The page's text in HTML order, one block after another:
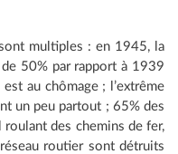
multiples : en 1945, la
50% par rapport à 1939
au chômage ; l’extrême
un peu partout ; 65% des
des chemins de fer,
routier sont détruits